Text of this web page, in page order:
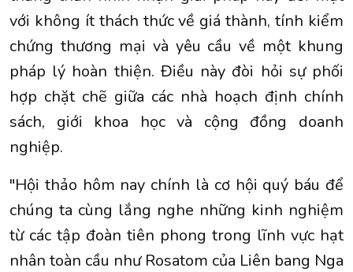
với không ít thách thức về giá thành, tính kiểm
chứng thương mại và yêu cầu về một khung
pháp lý hoàn thiện. Điều này đòi hỏi sự phối
hợp chặt chẽ giữa các nhà hoạch định chính
sách, giới khoa học và cộng đồng doanh
nghiệp.
"Hội thảo hôm nay chính là cơ hội quý báu để
chúng ta cùng lắng nghe những kinh nghiệm
từ các tập đoàn tiên phong trong lĩnh vực hạt
nhân toàn cầu như Rosatom của Liên bang Nga